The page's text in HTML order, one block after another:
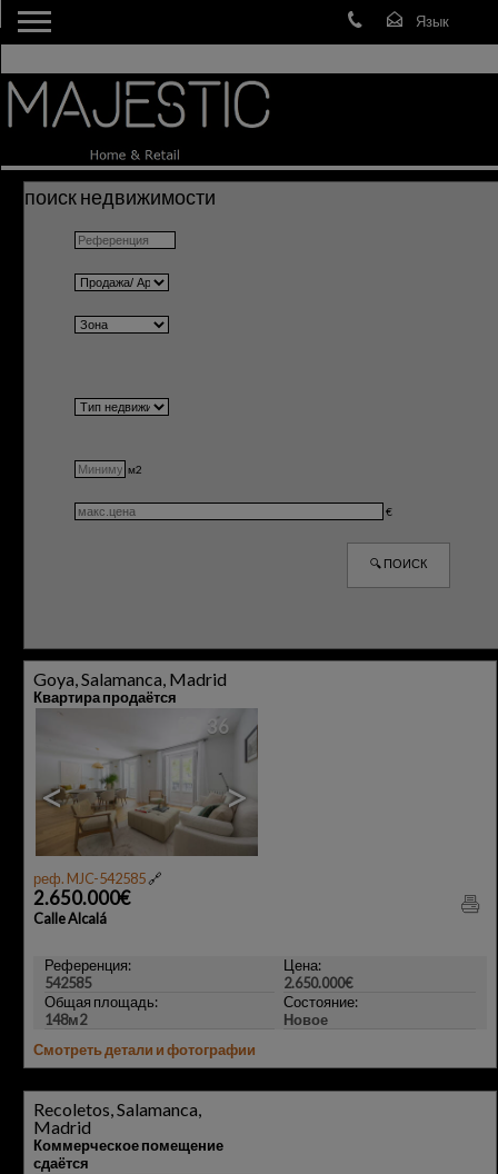
поиск недвижимости
м2
€
Goya, Salamanca, Madrid
Квартира продаётся
< >
36
реф. MJC-542585🔗
2.650.000€
Calle Alcalá
Референция:
542585
Цена:
2.650.000€
Общая площадь:
148м2
Состояние:
Новое
Смотреть детали и фотографии
Recoletos, Salamanca,
Madrid
Коммерческое помещение
сдаётся